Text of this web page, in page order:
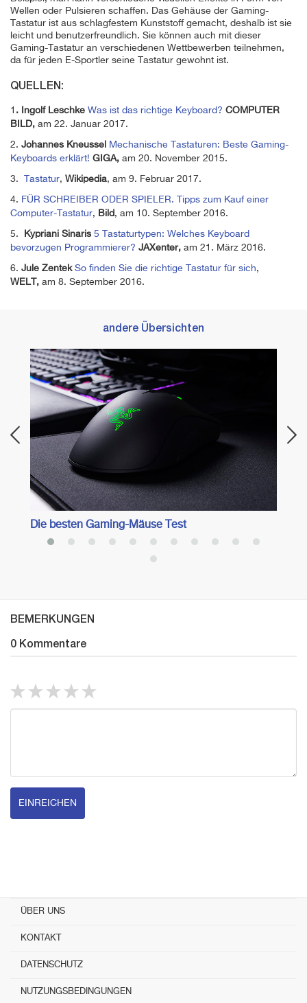
Wellen oder Pulsieren schaffen. Das Gehäuse der Gaming-
Tastatur ist aus schlagfestem Kunststoff gemacht, deshalb ist sie
leicht und benutzerfreundlich. Sie können auch mit dieser
Gaming-Tastatur an verschiedenen Wettbewerben teilnehmen,
da für jeden E-Sportler seine Tastatur gewohnt ist.
QUELLEN:
1 . Ingolf Leschke Was ist das richtige Keyboard? COMPUTER
BILD, am 22. Januar 2017.
2. Johannes Kneussel
Mechanische Tastaturen: Beste Gaming-
Keyboards erklärt! GIGA, am 20. November 2015.
3. Tastatur, Wikipedia, am 9. Februar 2017.
4. FÜR SCHREIBER ODER SPIELER. Tipps zum Kauf einer
Computer-Tastatur, Bild, am 10. September 2016.
5. Kypriani Sinaris 5 Tastaturtypen: Welches Keyboard
bevorzugen Programmierer? JAXenter, am 21. März 2016.
6. Jule Zentek So finden Sie die richtige Tastatur für sich,
WELT, am 8. September 2016.
andere Übersichten
Die besten Gaming-Mäuse Test
BEMERKUNGEN
0 Kommentare
EINREICHEN
ÜBER UNS
KONTAKT
DATENSCHUTZ
NUTZUNGSBEDINGUNGEN